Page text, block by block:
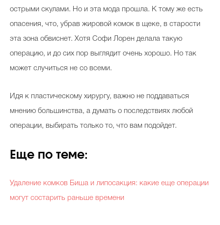
острыми скулами. Но и эта мода прошла. К тому же есть
опасения, что, убрав жировой комок в щеке, в старости
эта зона обвиснет. Хотя Софи Лорен делала такую
операцию, и до сих пор выглядит очень хорошо. Но так
может случиться не со всеми.
Идя к пластическому хирургу, важно не поддаваться
мнению большинства, а думать о последствиях любой
операции, выбирать только то, что вам подойдет.
Еще по теме:
Удаление комков Биша и липосакция: какие еще операции
могут состарить раньше времени